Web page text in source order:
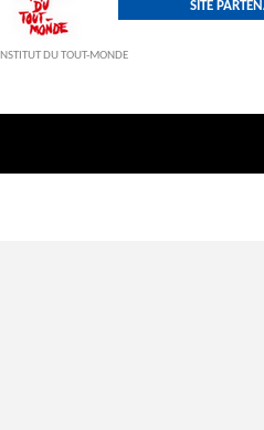
INSTITUT DU TOUT-MONDE
SITE